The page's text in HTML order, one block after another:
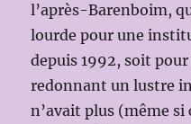
l’après-Barenboim,
lourde pour une
depuis 1992, soit
redonnant un lustre
n’avait plus (même